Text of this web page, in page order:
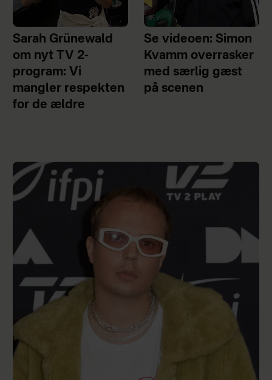
Sarah Grünewald
om nyt TV 2-
program: Vi
mangler respekten
for de ældre
Se videoen: Simon
Kvamm overrasker
med særlig gæst
på scenen